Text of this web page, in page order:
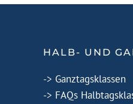
HALB- UND
-> Ganztagsklassen
-> FAQs